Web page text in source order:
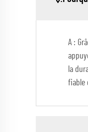
A :
la
fiable